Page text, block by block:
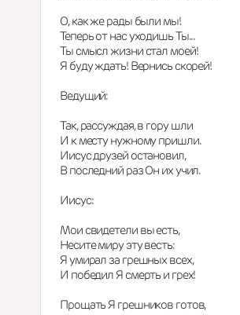
О, как же рады были мы!
Теперь от нас уходишь Ты...
Ты смысл жизни стал моей!
Я буду ждать! Вернись скорей!
Ведущий:
Так, рассуждая, в гору шли
И к месту нужному пришли.
Иисус друзей остановил,
В последний раз Он их учил.
Иисус:
Мои свидетели вы есть,
Несите миру эту весть:
Я умирал за грешных всех,
И победил Я смерть и грех!
Прощать Я грешников готов,